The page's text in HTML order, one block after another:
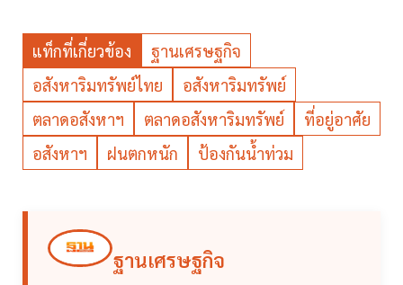
แท็กที่เกี่ยวข้อง
ฐานเศรษฐกิจ
อสังหาริมทรัพย์ไทย
อสังหาริมทรัพย์
ตลาดอสังหาฯ
ตลาดอสังหาริมทรัพย์
ที่อยู่อาศัย
อสังหาฯ
ฝนตกหนัก ป้องกันน้ำท่วม
ฐานเศรษฐกิจ